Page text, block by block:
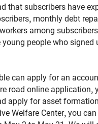
that subscribers have
monthly debt
among
people who
can apply for an
road online
apply for asset
Welfare Center, you